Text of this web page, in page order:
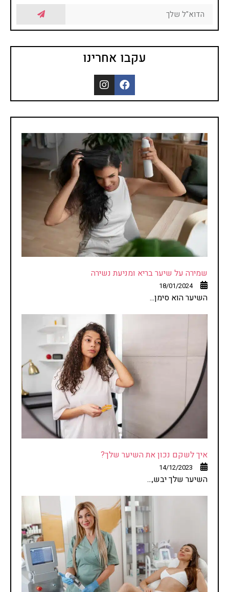
עקבו אחרינו
שמירה על שיער בריא ומניעת נשירה
18/01/2024
השיער הוא סימן...
איך לשקם נכון את השיער שלך?
14/12/2023
השיער שלך יבש,...